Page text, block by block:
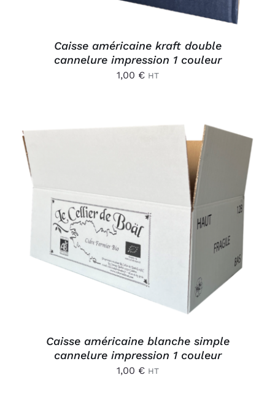
Caisse américaine kraft double
cannelure impression 1 couleur
1,00 € HT
AJOUTER AU PANIER
DÉTAILS
Caisse américaine blanche simple
cannelure impression 1 couleur
1,00 € HT